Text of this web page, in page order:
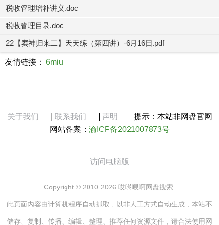
税收管理增补讲义.doc
税收管理目录.doc
22【窦神归来二】天天练（第四讲）·6月16日.pdf
友情链接： 6miu
关于我们 联系我们 声明
提示：本站非网盘官网
网站备案： 渝ICP备2021007873号
访问电脑版
Copyright © 2010-2026 哎哟喂啊网盘搜索.
此页面内容由计算机程序自动抓取，以非人工方式自动生成，本站不
储存、复制、传播、编辑、整理、推荐任何资源文件，请合法使用网